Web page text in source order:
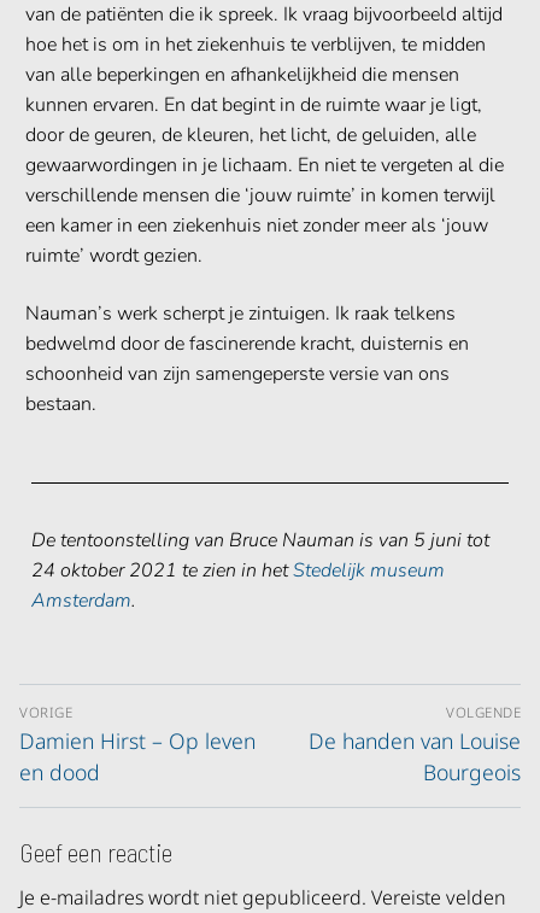
van de patiënten die ik spreek. Ik vraag bijvoorbeeld altijd
hoe het is om in het ziekenhuis te verblijven, te midden
van alle beperkingen en afhankelijkheid die mensen
kunnen ervaren. En dat begint in de ruimte waar je ligt,
door de geuren, de kleuren, het licht, de geluiden, alle
gewaarwordingen in je lichaam. En niet te vergeten al die
verschillende mensen die ‘jouw ruimte’ in komen terwijl
een kamer in een ziekenhuis niet zonder meer als ‘jouw
ruimte’ wordt gezien.
Nauman’s werk scherpt je zintuigen. Ik raak telkens
bedwelmd door de fascinerende kracht, duisternis en
schoonheid van zijn samengeperste versie van ons
bestaan.
De tentoonstelling van Bruce Nauman is van 5 juni tot
24 oktober 2021 te zien in hetStedelijk museum
Amsterdam.
VORIGE
Damien Hirst – Op leven
en dood
VOLGENDE
De handen van Louise
Bourgeois
Geef een reactie
Je e-mailadres wordt niet gepubliceerd. Vereiste velden